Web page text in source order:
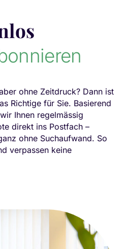
ohne Zeitdruck? Dann ist
Richtige für Sie. Basierend
Ihnen regelmässig
direkt ins Postfach –
ohne Suchaufwand. So
verpassen keine